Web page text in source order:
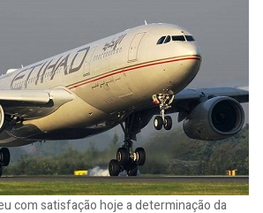
com satisfação hoje a determinação da